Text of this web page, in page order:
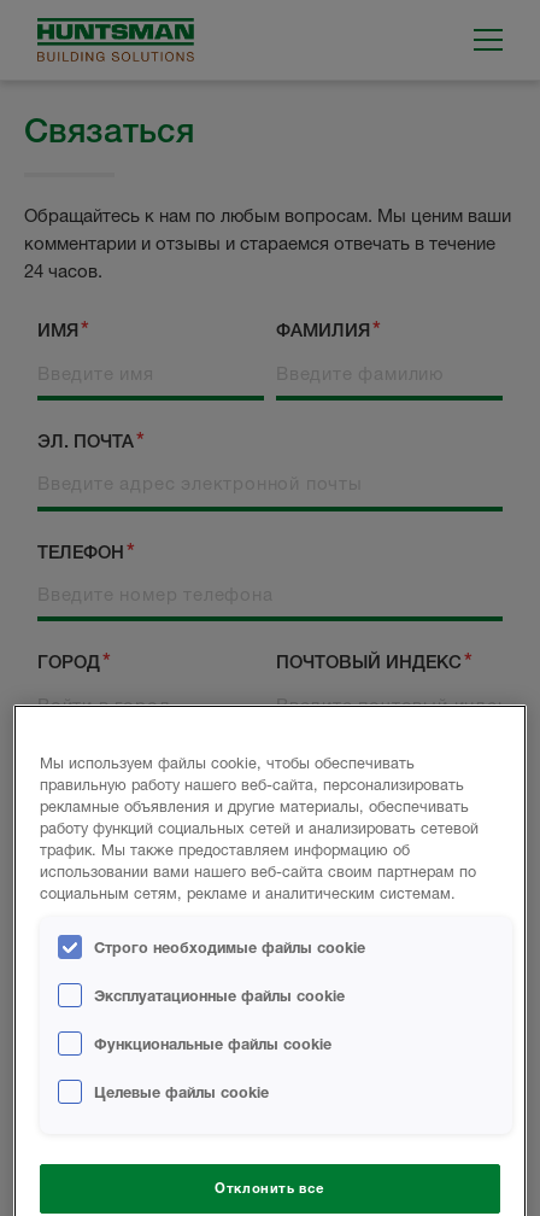
Связаться
Обращайтесь к нам по любым вопросам. Мы ценим ваши
комментарии и отзывы и стараемся отвечать в течение
24 часов.
ИМЯ ФАМИЛИЯ
ЭЛ. ПОЧТА
ТЕЛЕФОН
ГОРОД ПОЧТОВЫЙ ИНДЕКС
СТРАНА ВЫ НОВЫЙ КЛИЕНТ?
ЧТО ИЗ УКАЗАННОГО ОПИСЫВАЕТ ВАС ЛУЧШЕ
ВСЕГО?
СТРОИТЕЛЬ
ПОДРЯДЧИК
АРХИТЕКТОР
ДОМОВЛАДЕЛЕЦ
Мы используем файлы cookie, чтобы обеспечивать
правильную работу нашего веб-сайта, персонализировать
рекламные объявления и другие материалы, обеспечивать
работу функций социальных сетей и анализировать сетевой
трафик. Мы также предоставляем информацию об
использовании вами нашего веб-сайта своим партнерам по
социальным сетям, рекламе и аналитическим системам.
Строго необходимые файлы cookie
Эксплуатационные файлы cookie
Функциональные файлы cookie
Целевые файлы cookie
Отклонить все